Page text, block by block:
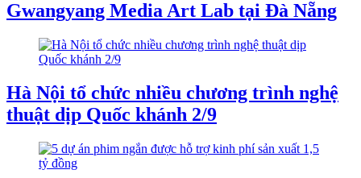
Gwangyang Media Art Lab tại Đà Nẵng
Hà Nội tổ chức nhiều chương trình nghệ
thuật dịp Quốc khánh 2/9